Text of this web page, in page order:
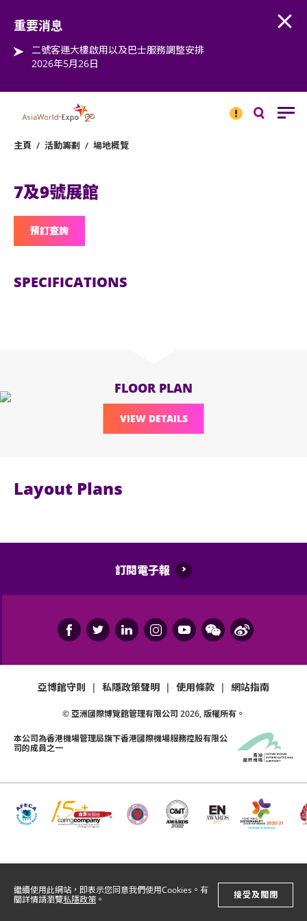
重要消息
二號客運大樓啟用以及巴士服務調整安排
2026年5月26日
消息
繼續使用此網站，即表示您同意我們使用Cookies。有
關詳情請瀏覽私隱政策 。 接受及關閉
主頁 / 活動籌劃 / 場地概覽
7及9號展館
預訂查詢
SPECIFICATIONS
FLOOR PLAN
VIEW DETAILS
Layout Plans
訂閱電子報
亞博館守則 | 私隱政策聲明 | 使用條款 | 網站指南
© 亞洲國際博覽館管理有限公司 2026, 版權所有。
本公司為香港機場管理局旗下香港國際機場服務控股有限公
司的成員之一